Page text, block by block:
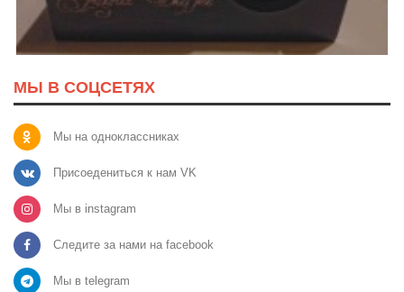
МЫ В СОЦСЕТЯХ
Мы на одноклассниках
Присоедениться к нам VK
Мы в instagram
Следите за нами на facebook
Мы в telegram